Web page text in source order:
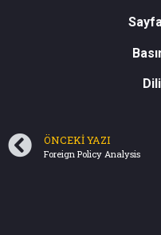
ÖNCEKI YAZI
Foreign Policy Analysis